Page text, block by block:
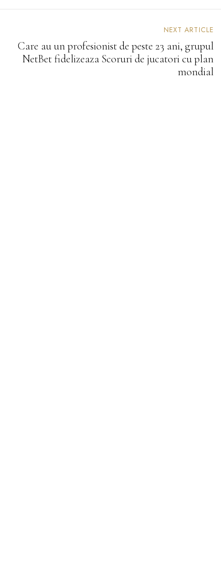
A
NEXT ARTICLE
Care au un profesionist de peste 23 ani, grupul
NetBet fidelizeaza Scoruri de jucatori cu plan
mondial